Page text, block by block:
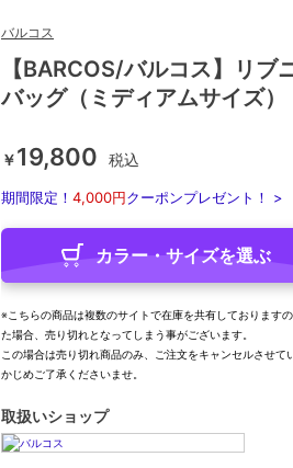
バルコス
【BARCOS/バルコス】リブ
バッグ（ミディアムサイズ）
￥19,800 税込
期間限定！ 4,000円クーポンプレゼント！ >
カラー・サイズを選ぶ
※こちらの商品は複数のサイトで在庫を共有しております
た場合、売り切れとなってしまう事がございます。
この場合は売り切れ商品のみ、ご注文をキャンセルさせて
かじめご了承くださいませ。
取扱いショップ